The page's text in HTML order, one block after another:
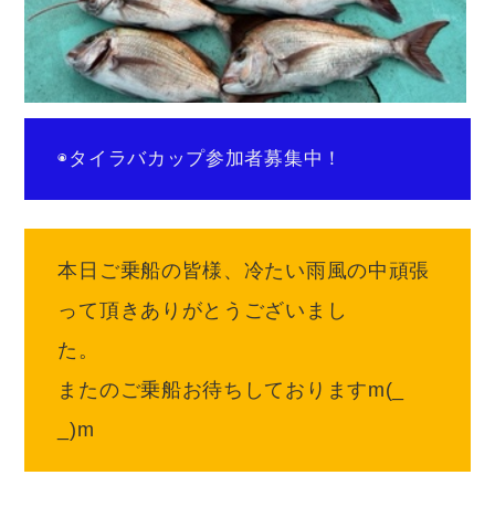
◉タイラバカップ参加者募集中！
本日ご乗船の皆様、冷たい雨風の中頑張
って頂きありがとうございまし
た
またのご乗船お待ちしておりますm(_
_)m